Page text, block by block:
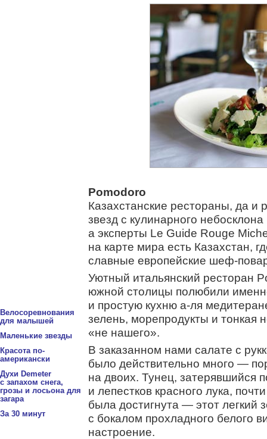
Велосоревнования
для малышей
Маленькие звезды
Красота по-
американски
Духи Demeter
с запахом снега,
грозы и лосьона для
загара
За 30 минут
Pomodoro
Казахстанские рестораны, да
звезд с кулинарного
а эксперты Le Guide Rouge
на карте мира есть Казахстан,
славные европейские шеф-
Уютный итальянский ресторан
южной столицы полюбили
и простую кухню а-ля
зелень, морепродукты и тонкая
«не нашего».
В заказанном нами салате с
было действительно много —
на двоих. Тунец, затерявшийся
и лепестков красного лука,
была достигнута — этот легкий
с бокалом прохладного белого
настроение.